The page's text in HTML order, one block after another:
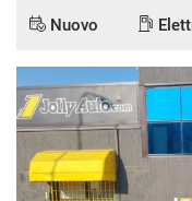
Nuovo